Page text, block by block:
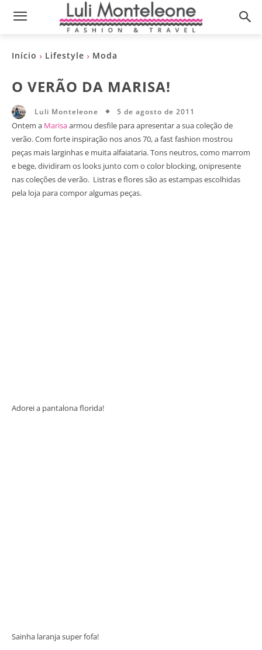
Início Lifestyle Moda
O VERÃO DA MARISA!
Luli Monteleone 5 de agosto de 2011
Ontem a Marisaarmou desfile para apresentar a sua coleção de
verão. Com forte inspiração nos anos 70, a fast fashion mostrou
peças mais larginhas e muita alfaiataria. Tons neutros, como marrom
e bege, dividiram os looks junto com o color blocking, onipresente
nas coleções de verão. Listras e flores são as estampas escolhidas
pela loja para compor algumas peças.
Adorei a pantalona florida!
Sainha laranja super fofa!